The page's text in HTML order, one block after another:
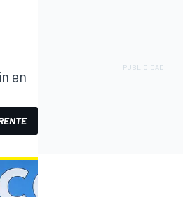
en